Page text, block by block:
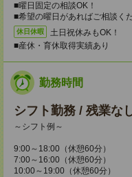
■曜日固定の相談OK！
■希望の曜日があればご相談く
休日休暇
土日祝休みもOK！
■産休・育休取得実績あり
勤務時間
シフト勤務 / 残業な
～シフト例～
9:00～18:00（休憩60分）
7:00～16:00（休憩60分）
10:00～19:00（休憩60分）